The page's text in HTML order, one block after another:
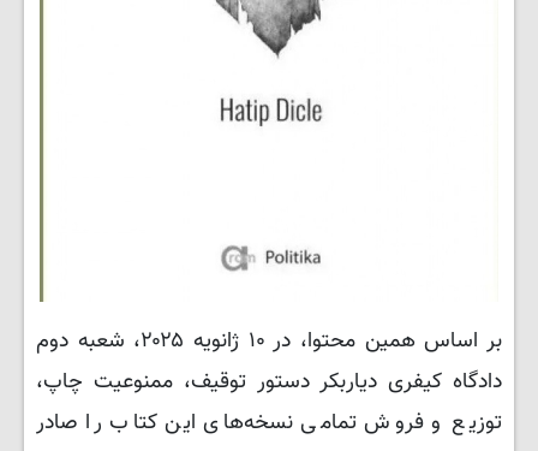
بر اساس همین محتوا، در ۱۰ ژانویه ۲۰۲۵، شعبه دوم
دادگاه کیفری دیاربکر دستور توقیف، ممنوعیت چاپ،
توزیع و فروش تمامی نسخه‌های این کتاب را صادر